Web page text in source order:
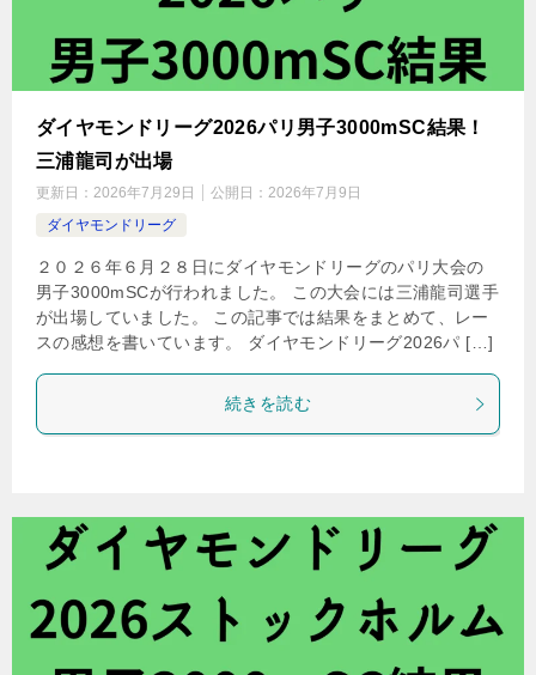
ダイヤモンドリーグ2026パリ男子3000mSC結果！
三浦龍司が出場
更新日： 2026年7月29日 公開日： 2026年7月9日
ダイヤモンドリーグ
２０２６年６月２８日にダイヤモンドリーグのパリ大会の
男子3000mSCが行われました。 この大会には三浦龍司選手
が出場していました。 この記事では結果をまとめて、レー
スの感想を書いています。 ダイヤモンドリーグ2026パ […]
続きを読む